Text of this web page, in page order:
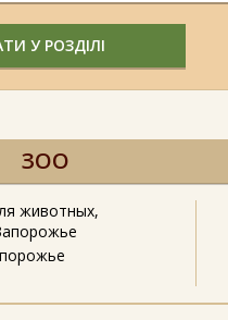
У РОЗДІЛІ
ЗОО
животных,